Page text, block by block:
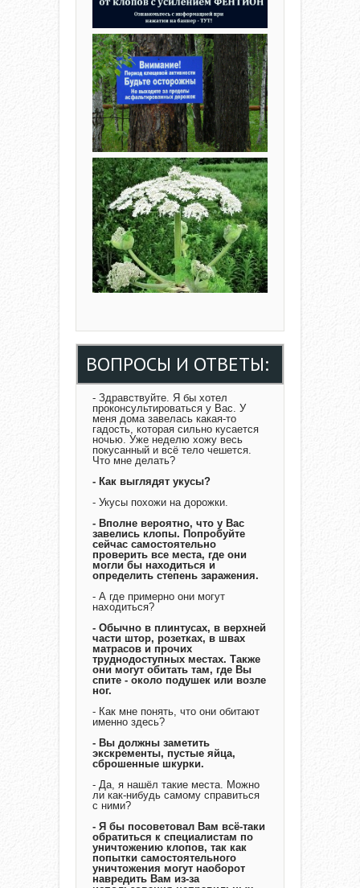
ВОПРОСЫ И ОТВЕТЫ:
- Здравствуйте. Я бы хотел
проконсультироваться у Вас. У
меня дома завелась какая-то
гадость, которая сильно кусается
ночью. Уже неделю хожу весь
покусанный и всё тело чешется.
Что мне делать?
- Как выглядят укусы?
- Укусы похожи на дорожки.
- Вполне вероятно, что у Вас
завелись клопы. Попробуйте
сейчас самостоятельно
проверить все места, где они
могли бы находиться и
определить степень заражения.
- А где примерно они могут
находиться?
- Обычно в плинтусах, в верхней
части штор, розетках, в швах
матрасов и прочих
труднодоступных местах. Также
они могут обитать там, где Вы
спите - около подушек или возле
ног.
- Как мне понять, что они обитают
именно здесь?
- Вы должны заметить
экскременты, пустые яйца,
сброшенные шкурки.
- Да, я нашёл такие места. Можно
ли как-нибудь самому справиться
с ними?
- Я бы посоветовал Вам всё-таки
обратиться к специалистам по
уничтожению клопов, так как
попытки самостоятельного
уничтожения могут наоборот
навредить Вам из-за